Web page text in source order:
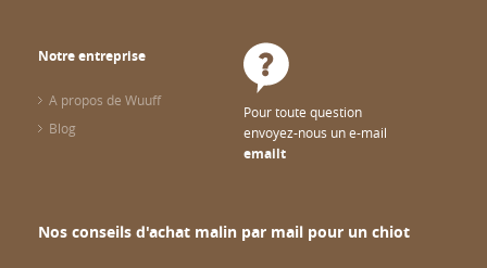
Notre entreprise
A propos de Wuuff
Blog
Pour toute question
envoyez-nous un e-mail
emailt
Nos conseils d'achat malin par mail pour un chiot